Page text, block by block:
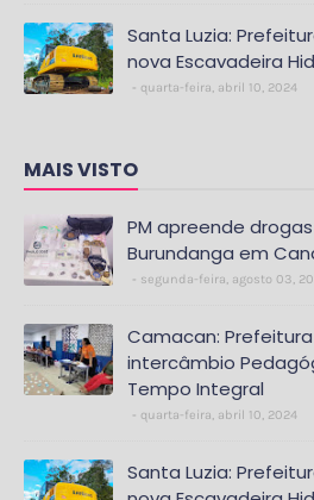
Santa Luzia:
nova Escavadeira
quarta-feira, abril 10, 2024
MAIS VISTO
PM apreende
Burundanga em
segunda-feira, agosto 03,
Camacan:
intercâmbio
Tempo Integral
quarta-feira, abril 10, 2024
Santa Luzia: